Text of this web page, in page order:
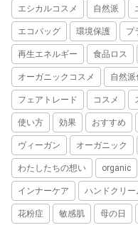
エシカルコスメ 自然派
エコバッグ 環境保護 プ
再生エネルギー 食品ロス
オーガニックコスメ 自然派
フェアトレード コスメ
使い方 効果 おすすめ
ヴィーガン オーガニック
わたしたちの想い organic
インナーケア ハンドクリー
花粉症 敏感肌 母の日